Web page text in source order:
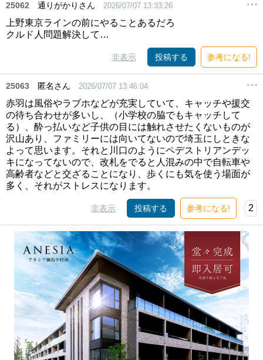
25062 通りがかりさん 2026/07/07 13:33:26
上野東京ラインの前にやることあるだろ
クルド人問題解決して…
非表示 投稿する 参考になる!
25063 匿名さん 2026/07/07 13:46:04
赤羽は風俗やラブホなどが充実していて、キャッチや援交
の待ち合わせが多いし、（小学校の脇でもキャッチして
る）、酔っ払いなど子供の目には触れさせたくないものが
沢山あり、ファミリーには向いてないので埼玉にしときな
よって思います。それと川口のようにペデストリアンデッ
キになってないので、改札をでると人混みの中で自転車や
高齢者などと交ざることになり、歩くにも気を使う場面が
多く、それがストレスになります。
非表示 投稿する 参考になる! 2